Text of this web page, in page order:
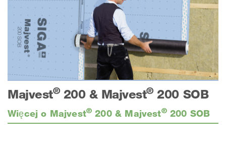
Majvest®200 & Majvest®200 SOB
Więcej o Majvest® 200 & Majvest®200 SOB